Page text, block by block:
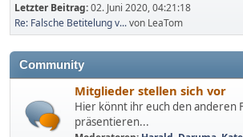
Letzter Beitrag:02. Juni 2020, 04:21:18
Re: Falsche Betitelung v...von LeaTom
Community
Mitglieder stellen sich vor
Hier könnt ihr euch den anderen
präsentieren...